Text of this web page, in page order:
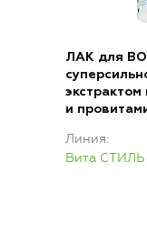
ЛАК для
и
Линия
Вита СТИЛЬ